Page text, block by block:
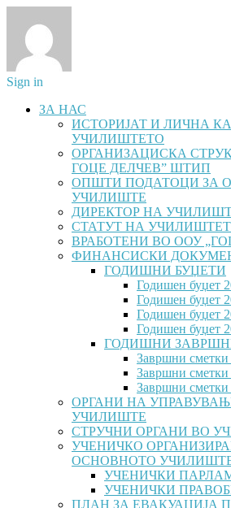
Sign in
ЗА НАС
ИСТОРИЈАТ И ЛИЧНА
УЧИЛИШТЕТО
ОРГАНИЗАЦИСКА
ГОЦЕ ДЕЛЧЕВ” ШТИП
ОПШТИ ПОДАТОЦИ ЗА
УЧИЛИШТЕ
ДИРЕКТОР НА
СТАТУТ НА
ВРАБОТЕНИ ВО ООУ
ФИНАНСИСКИ
ГОДИШНИ БУЏЕТИ
Годишен буџет
Годишен буџет
Годишен буџет
Годишен буџет
ГОДИШНИ
Завршни сметки
Завршни сметки
Завршни сметки
ОРГАНИ НА
УЧИЛИШТЕ
СТРУЧНИ ОРГАНИ ВО
УЧЕНИЧКО
ОСНОВНОТО
УЧЕНИЧКИ
УЧЕНИЧКИ
ПЛАН ЗА ЕВАКУАЦИЈА